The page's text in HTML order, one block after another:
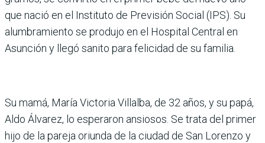
que nació en el Instituto de Previsión Social (IPS). Su
alumbramiento se produjo en el Hospital Central en
Asunción y llegó sanito para felicidad de su familia.
Su mamá, María Victoria Villalba, de 32 años, y su papá,
Aldo Álvarez, lo esperaron ansiosos. Se trata del primer
hijo de la pareja oriunda de la ciudad de San Lorenzo y